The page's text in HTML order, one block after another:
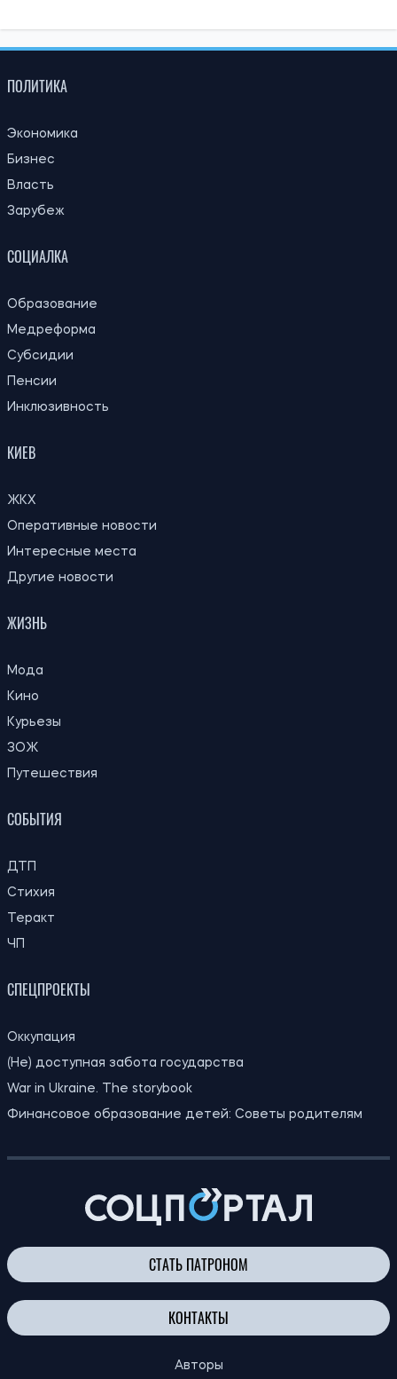
ПОЛИТИКА
Экономика
Бизнес
Власть
Зарубеж
СОЦИАЛКА
Образование
Медреформа
Субсидии
Пенсии
Инклюзивность
КИЕВ
ЖКХ
Оперативные новости
Интересные места
Другие новости
ЖИЗНЬ
Мода
Кино
Курьезы
ЗОЖ
Путешествия
СОБЫТИЯ
ДТП
Стихия
Теракт
ЧП
СПЕЦПРОЕКТЫ
Оккупация
(Не) доступная забота государства
War in Ukraine. The storybook
Финансовое образование детей: Советы родителям
СТАТЬ ПАТРОНОМ
КОНТАКТЫ
Авторы